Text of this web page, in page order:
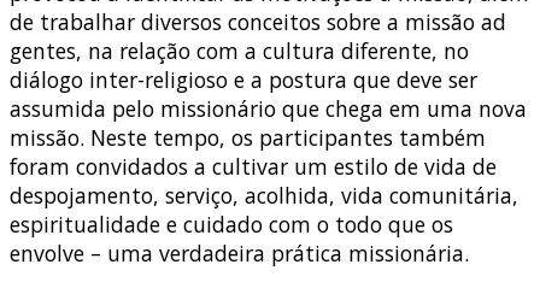
de trabalhar diversos conceitos sobre a missão ad
gentes, na relação com a cultura diferente, no
diálogo inter-religioso e a postura que deve ser
assumida pelo missionário que chega em uma nova
missão. Neste tempo, os participantes também
foram convidados a cultivar um estilo de vida de
despojamento, serviço, acolhida, vida comunitária,
espiritualidade e cuidado com o todo que os
envolve – uma verdadeira prática missionária.